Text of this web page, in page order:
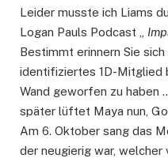
Leider musste ich Liams
Logan Pauls Podcast „
Bestimmt erinnern Sie
identifiziertes 1D-Mitglied
Wand geworfen zu haben
später lüftet Maya nun,
Am 6. Oktober sang das
der neugierig war, welcher